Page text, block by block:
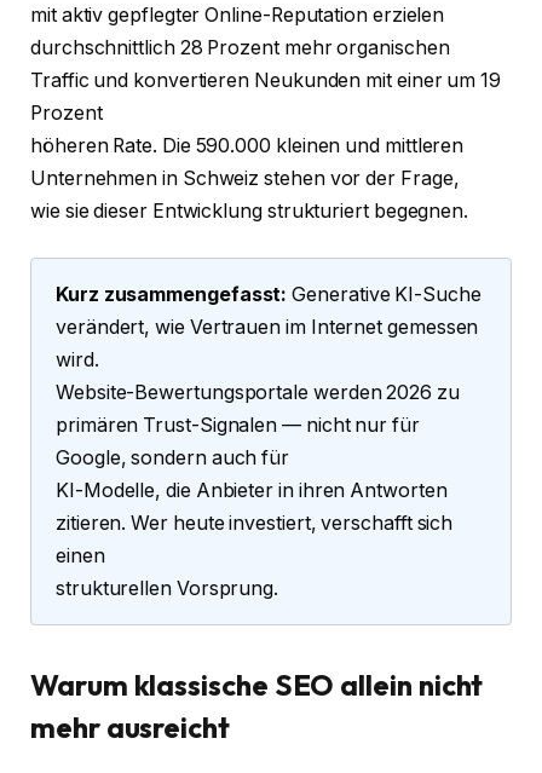
mit aktiv gepflegter Online-Reputation erzielen
durchschnittlich 28 Prozent mehr organischen
Traffic und konvertieren Neukunden mit einer um 19
Prozent
höheren Rate. Die 590.000 kleinen und mittleren
Unternehmen in Schweiz stehen vor der Frage,
wie sie dieser Entwicklung strukturiert begegnen.
Kurz zusammengefasst: Generative KI-Suche
verändert, wie Vertrauen im Internet gemessen
wird.
Website-Bewertungsportale werden 2026 zu
primären Trust-Signalen — nicht nur für
Google, sondern auch für
KI-Modelle, die Anbieter in ihren Antworten
zitieren. Wer heute investiert, verschafft sich
einen
strukturellen Vorsprung.
Warum klassische SEO allein nicht
mehr ausreicht